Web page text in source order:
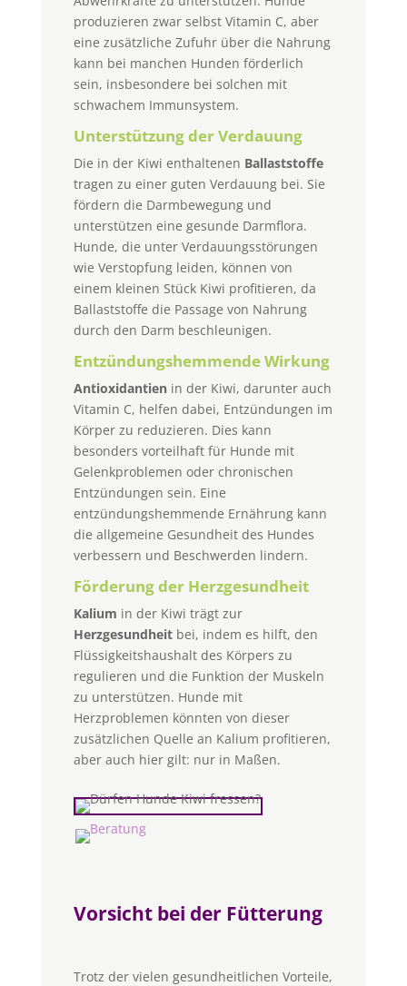
produzieren zwar selbst Vitamin C, aber
eine zusätzliche Zufuhr über die Nahrung
kann bei manchen Hunden förderlich
sein, insbesondere bei solchen mit
schwachem Immunsystem.
Unterstützung der Verdauung
Die in der Kiwi enthaltenen Ballaststoffe
tragen zu einer guten Verdauung bei. Sie
fördern die Darmbewegung und
unterstützen eine gesunde Darmflora.
Hunde, die unter Verdauungsstörungen
wie Verstopfung leiden, können von
einem kleinen Stück Kiwi profitieren, da
Ballaststoffe die Passage von Nahrung
durch den Darm beschleunigen.
Entzündungshemmende Wirkung
Antioxidantien in der Kiwi, darunter auch
Vitamin C, helfen dabei, Entzündungen im
Körper zu reduzieren. Dies kann
besonders vorteilhaft für Hunde mit
Gelenkproblemen oder chronischen
Entzündungen sein. Eine
entzündungshemmende Ernährung kann
die allgemeine Gesundheit des Hundes
verbessern und Beschwerden lindern.
Förderung der Herzgesundheit
Kalium in der Kiwi trägt zur
Herzgesundheitbei, indem es hilft, den
Flüssigkeitshaushalt des Körpers zu
regulieren und die Funktion der Muskeln
zu unterstützen. Hunde mit
Herzproblemen könnten von dieser
zusätzlichen Quelle an Kalium profitieren,
aber auch hier gilt: nur in Maßen.
Vorsicht bei der Fütterung
Trotz der vielen gesundheitlichen Vorteile,